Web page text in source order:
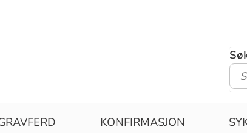
KONFIRMASJON